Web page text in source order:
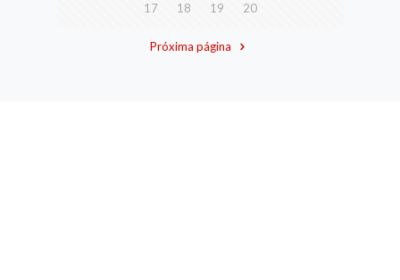
17 18 19 20
Próxima página